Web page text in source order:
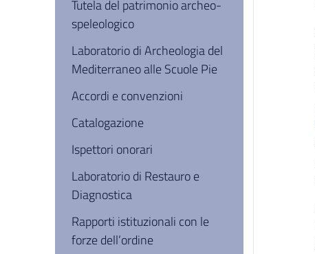
Tutela del patrimonio archeo-
speleologico
Laboratorio di Archeologia del
Mediterraneo alle Scuole Pie
Accordi e convenzioni
Catalogazione
Ispettori onorari
Laboratorio di Restauro e
Diagnostica
Rapporti istituzionali con le
forze dell’ordine